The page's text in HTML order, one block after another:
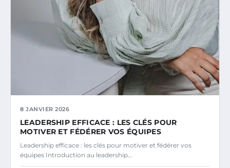
8 JANVIER 2026
LEADERSHIP EFFICACE : LES CLÉS POUR
MOTIVER ET FÉDÉRER VOS ÉQUIPES
Leadership efficace : les clés pour motiver et fédérer vos
équipes Introduction au leadership…